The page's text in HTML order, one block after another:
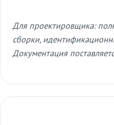
Для проектировщика:
сборки,
Документация